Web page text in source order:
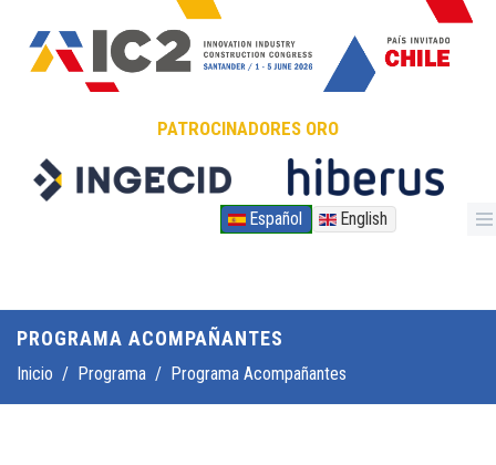
Pasar al contenido principal
PATROCINADORES ORO
Español English
PROGRAMA ACOMPAÑANTES
Inicio / Programa / Programa Acompañantes